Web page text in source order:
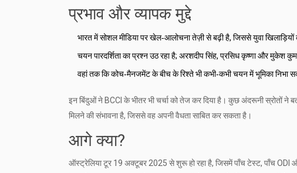
प्रभाव और व्यापक मुद्दे
भारत में सोशल मीडिया पर खेल‑आलोचना तेज़ी से बढ़ी है, जिससे युवा
चयन पारदर्शिता का प्रश्न उठ रहा है; अरशदीप सिंह, प्रसिध कृष्णा और मुकेश
वहां तक कि कोच‑मैनजमेंट के बीच के रिश्ते भी कभी‑कभी चयन में भूमिका निभा
इन बिंदुओं ने BCCI के भीतर भी चर्चा को तेज कर दिया है। कुछ अंदरूनी स्रोतों ने
मिलने की संभावना है, जिससे वह अपनी वैधता साबित कर सकता है।
आगे क्या?
ऑस्ट्रेलिया टूर 19 अक्टूबर 2025 से शुरू हो रहा है, जिसमें पाँच टेस्ट, पाँच ODI